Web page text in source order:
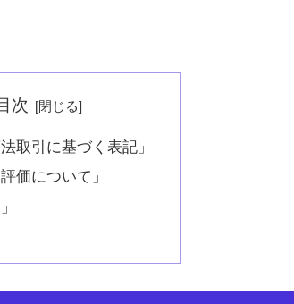
次
法取引に基づく表記」
価について」